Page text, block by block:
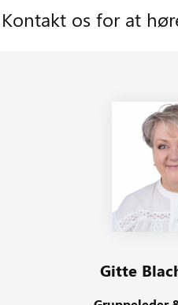
Kontakt os for at
Gitte